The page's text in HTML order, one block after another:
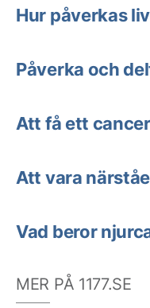
Hur påverkas
Påverka och
Att få ett
Att vara
Vad beror
MER PÅ 1177.SE